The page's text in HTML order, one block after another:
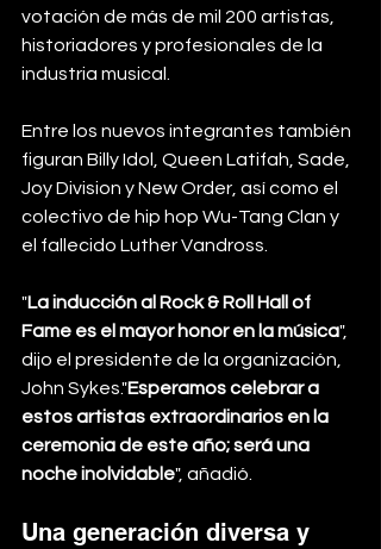
votación de más de mil 200 artistas,
historiadores y profesionales de la
industria musical.
Entre los nuevos integrantes también
figuran Billy Idol, Queen Latifah, Sade,
Joy Division y New Order, así como el
colectivo de hip hop Wu-Tang Clan y
el fallecido Luther Vandross.
"La inducción al Rock & Roll Hall of
Fame es el mayor honor en la música",
dijo el presidente de la organización,
John Sykes."Esperamos celebrar a
estos artistas extraordinarios en la
ceremonia de este año; será una
noche inolvidable", añadió.
Una generación diversa y